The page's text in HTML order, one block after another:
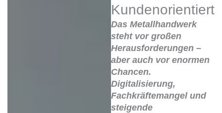
Kundenorientiert
Das Metallhandwerk
steht vor großen
Herausforderungen –
aber auch vor enormen
Chancen.
Digitalisierung,
Fachkräftemangel und
steigende